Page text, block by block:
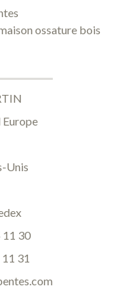
ossature bois
Europe
Unis
11 30
31